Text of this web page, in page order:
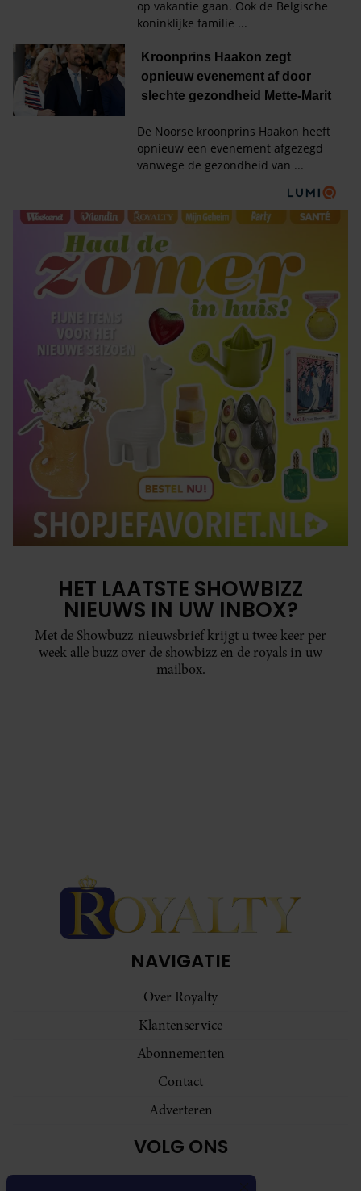
HET LAATSTE SHOWBIZZ
NIEUWS IN UW INBOX?
Met de Showbuzz-nieuwsbrief krijgt u twee keer per
week alle buzz over de showbizz en de royals in uw
mailbox.
NAVIGATIE
Over Royalty
Klantenservice
Abonnementen
Contact
Adverteren
VOLG ONS